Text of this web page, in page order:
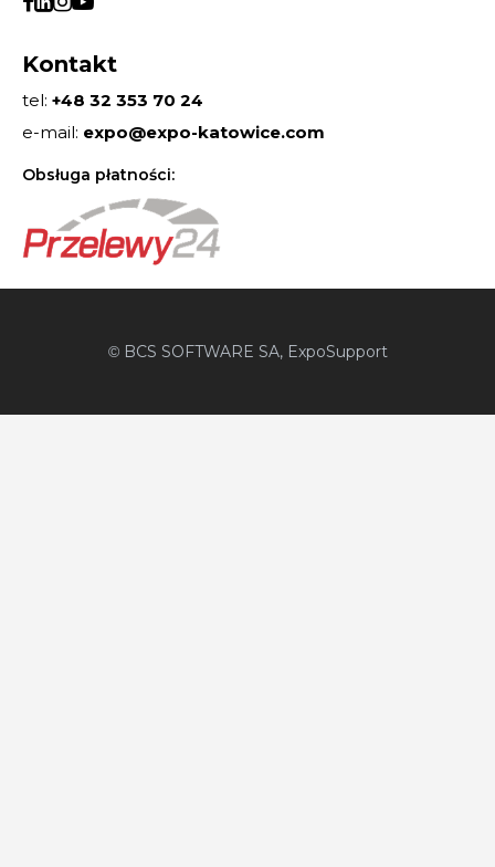
Kontakt
tel: +48 32 353 70 24
e-mail: expo@expo-katowice.com
Obsługa płatności:
©BCS SOFTWARE SA, ExpoSupport